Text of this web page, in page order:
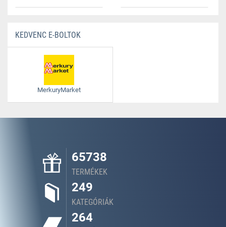
KEDVENC E-BOLTOK
MerkuryMarket
65738
TERMÉKEK
249
KATEGÓRIÁK
264